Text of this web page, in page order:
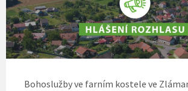
Bohoslužby ve farním kostele ve